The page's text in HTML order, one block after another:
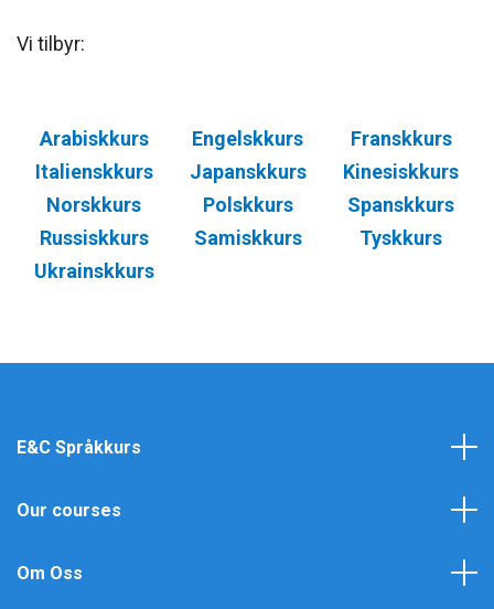
Vi tilbyr:
Arabiskkurs Engelskkurs
Franskkurs
Italienskkurs
Japanskkurs
Kinesiskkurs
Norskkurs
Polskkurs
Spanskkurs
Russiskkurs
Samiskkurs
Tyskkurs
Ukrainskkurs
E&C Språkkurs
Our courses
Om Oss